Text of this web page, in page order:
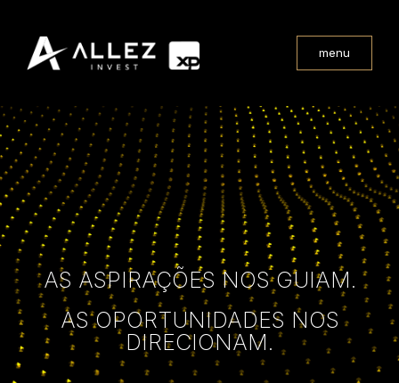
menu
AS ASPIRAÇÕES NOS GUIAM.
AS OPORTUNIDADES NOS
DIRECIONAM.